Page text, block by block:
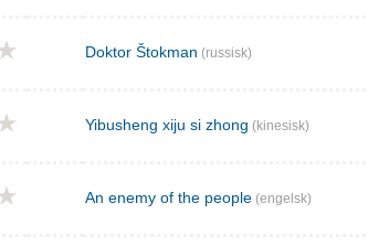
Doktor Štokman (russisk)
Yibusheng xiju si zhong (kinesisk)
An enemy of the people (engelsk)